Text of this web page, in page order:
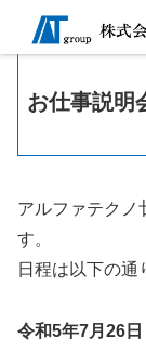
お仕事説明
アルファテクノ
す。
日程は以下の通
令和5年7月26日